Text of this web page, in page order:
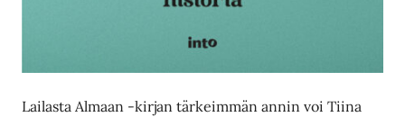
Lailasta Almaan -kirjan tärkeimmän annin voi Tiina